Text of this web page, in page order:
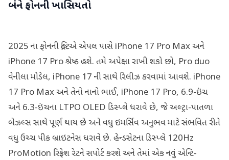
બંને ફોનની ખાસિયતો
2025 ના ફોનની દ્રષ્ટિએ એપલ પાસે iPhone 17 Pro Max અને
iPhone 17 Pro શ્રેષ્ઠ હશે. તમે અપેક્ષા રાખી શકો છો, Pro duo
વેનીલા મોડેલ, iPhone 17 ની સાથે રિલીઝ કરવામાં આવશે. iPhone
17 Pro Max અને તેનો નાનો ભાઈ, iPhone 17 Pro, 6.9-ઇંચ
અને 6.3-ઇંચના LTPO OLED ડિસ્પ્લે ધરાવે છે, જે અલ્ટ્રા-પાતળા
બેઝલ્સ સાથે પૂર્ણ થાય છે અને વધુ ઇમર્સિવ અનુભવ માટે સંભવિત રીતે
વધુ ઉચ્ચ પીક બ્રાઇટનેસ ધરાવે છે. હેન્ડસેટના ડિસ્પ્લે 120Hz
ProMotion રિફ્રેશ રેટને સપોર્ટ કરશે અને તેમાં એક નવું એન્ટિ-